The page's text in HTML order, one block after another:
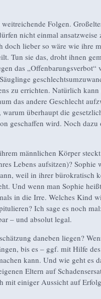
Folgen.
nicht einmal ansatzweise
lieber so wäre wie ihre
Tun sie das, droht ihnen
das „Offenbarungsverbot“
zu errichten. Natürlich kann
das andere Geschlecht
überhaupt die
geschaffen wird. Noch dazu
männlichen Körper
Lebens aufsitzen)? Sophie
weil in ihrer bürokratisch
Und wenn man Sophie
in die Irre. Welches Kind
Ich sage es noch
– und absolut legal.
daneben liegen?
bis es – ggf. mit Hilfe
kann. Und wie geht es
Eltern auf
mit einiger Aussicht auf